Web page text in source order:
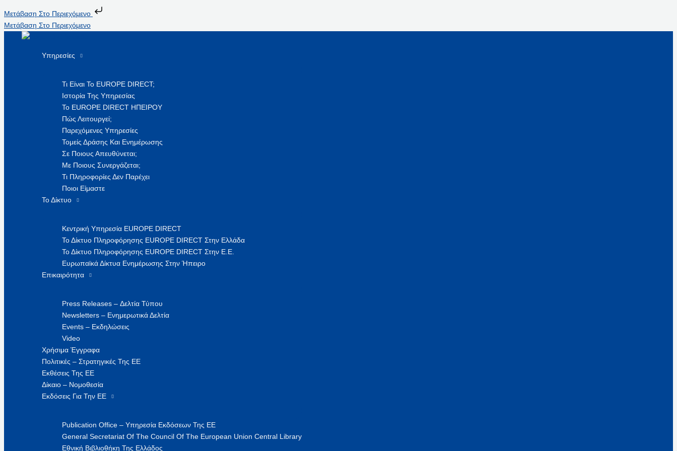
Μετάβαση Στο Περιεχόμενο
Μετάβαση Στο Περιεχόμενο
Υπηρεσίες
Τι Είναι Το EUROPE DIRECT;
Ιστορία Της Υπηρεσίας
Το EUROPE DIRECT ΗΠΕΙΡΟΥ
Πώς Λειτουργεί;
Παρεχόμενες Υπηρεσίες
Τομείς Δράσης Και Ενημέρωσης
Σε Ποιους Απευθύνεται;
Με Ποιους Συνεργάζεται;
Τι Πληροφορίες Δεν Παρέχει
Ποιοι Είμαστε
Το Δίκτυο
Κεντρική Υπηρεσία EUROPE DIRECT
Το Δίκτυο Πληροφόρησης EUROPE DIRECT Στην Ελλάδα
Το Δίκτυο Πληροφόρησης EUROPE DIRECT Στην Ε.Ε.
Ευρωπαϊκά Δίκτυα Ενημέρωσης Στην Ήπειρο
Επικαιρότητα
Press Releases – Δελτία Τύπου
Newsletters – Ενημερωτικά Δελτία
Events – Εκδηλώσεις
Video
Χρήσιμα Έγγραφα
Πολιτικές – Στρατηγικές Της ΕΕ
Εκθέσεις Της ΕΕ
Δίκαιο – Νομοθεσία
Εκδόσεις Για Την ΕΕ
Publication Office – Υπηρεσία Εκδόσεων Της ΕΕ
General Secretariat Of The Council Of The European Union Central Library
Εθνική Βιβλιοθήκη Της Ελλάδος